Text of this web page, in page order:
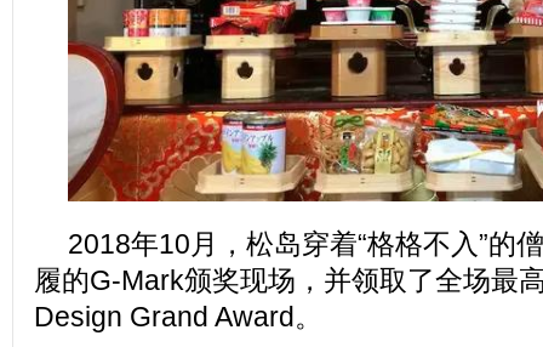
2018年10月，松岛穿着“格格不入”的
履的G-Mark颁奖现场，并领取了全场
Design Grand Award。